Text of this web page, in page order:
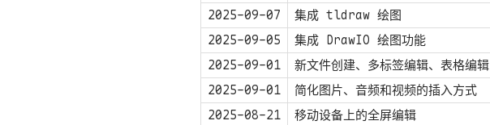
2025-09-07
集成 tldraw 绘图
2025-09-05
集成 DrawIO 绘图功能
2025-09-01
新文件创建、多标签编辑、表格编辑
2025-09-01
简化图片、音频和视频的插入方式
2025-08-21
移动设备上的全屏编辑